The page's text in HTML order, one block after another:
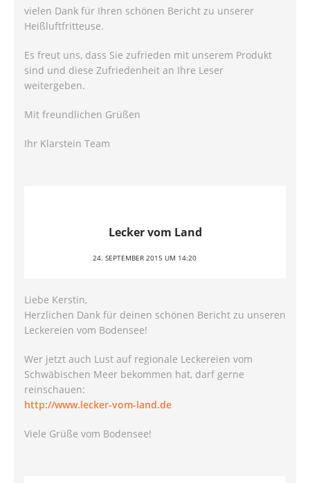
vielen Dank für Ihren schönen Bericht zu unserer
Heißluftfritteuse.
Es freut uns, dass Sie zufrieden mit unserem Produkt
sind und diese Zufriedenheit an Ihre Leser
weitergeben.
Mit freundlichen Grüßen
Ihr Klarstein Team
Lecker vom Land
24. SEPTEMBER 2015 UM 14:20
Liebe Kerstin,
Herzlichen Dank für deinen schönen Bericht zu unseren
Leckereien vom Bodensee!
Wer jetzt auch Lust auf regionale Leckereien vom
Schwäbischen Meer bekommen hat, darf gerne
reinschauen:
http://www.lecker-vom-land.de
Viele Grüße vom Bodensee!